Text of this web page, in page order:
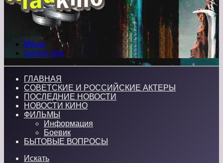
Меню
Switch skin
ГЛАВНАЯ
СОВЕТСКИЕ И РОССИЙСКИЕ АКТЕРЫ
ПОСЛЕДНИЕ НОВОСТИ
НОВОСТИ КИНО
ФИЛЬМЫ
Информация
Боевик
БЫТОВЫЕ ВОПРОСЫ
Искать